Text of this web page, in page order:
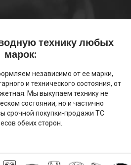
технику любых
марок:
независимо от ее марки,
и технического состояния, от
Мы выкупаем технику не
состоянии, но и частично
срочной покупки-продажи ТС
обеих сторон.